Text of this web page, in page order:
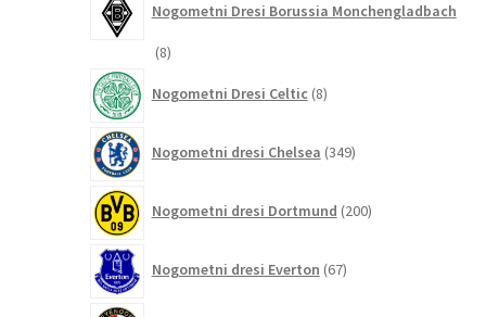
Nogometni Dresi Borussia Monchengladbach
88
Nogometni Dresi Celtic 8izdelkov
Nogometni dresi Chelsea 349izdelkov
Nogometni dresi Dortmund 200izdelkov
Nogometni dresi Everton 67izdelkov